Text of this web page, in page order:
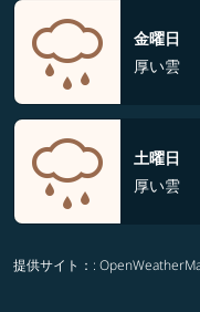
金曜日
厚い雲
土曜日
厚い雲
提供サイト： :